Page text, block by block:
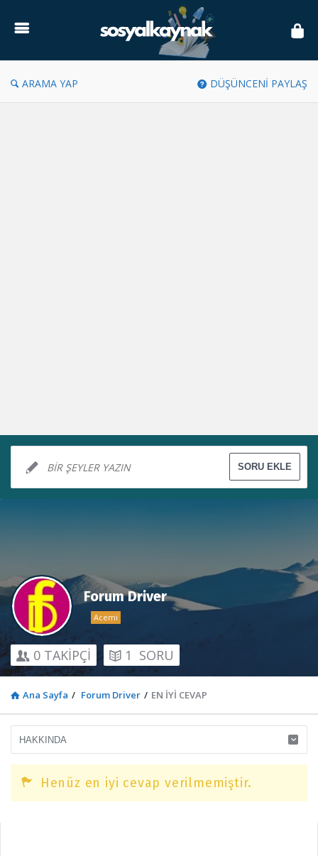
Kaynak
ARAMA YAP DÜŞÜNCENİ PAYLAŞ
Forum Driver
Acemi
0 TAKİPÇİ 1 SORU
Ana Sayfa / Forum Driver / EN İYİ CEVAP
Henüz en iyi cevap verilmemiştir.